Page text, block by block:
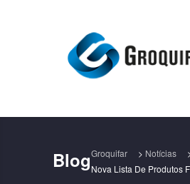
BlogGroquifar > Notícias
Nova Lista De Produtos